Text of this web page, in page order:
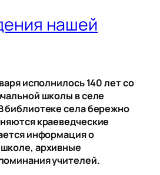
нашей
исполнилось 140 лет со
школы в селе
библиотеке села бережно
краеведческие
информация о
архивные
учителей.